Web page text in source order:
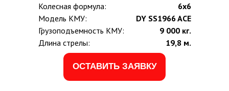
Колесная формула:
Модель КМУ:
Грузоподъемность КМУ:
Длина стрелы:
6х6
DY SS1966 ACE
9 000 кг.
19,8 м.
ОСТАВИТЬ ЗАЯВКУ